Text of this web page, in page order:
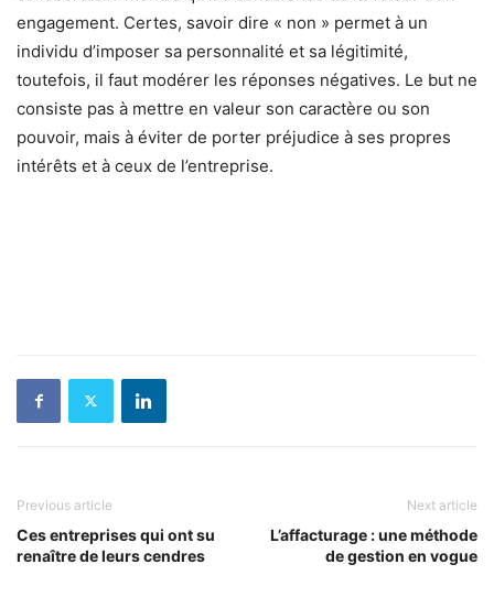
engagement. Certes, savoir dire « non » permet à un
individu d’imposer sa personnalité et sa légitimité,
toutefois, il faut modérer les réponses négatives. Le but ne
consiste pas à mettre en valeur son caractère ou son
pouvoir, mais à éviter de porter préjudice à ses propres
intérêts et à ceux de l’entreprise.
Previous article
Ces entreprises qui ont su
renaître de leurs cendres
Next article
L’affacturage : une méthode
de gestion en vogue